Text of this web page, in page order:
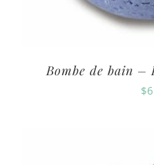
Bombe de bain –
$